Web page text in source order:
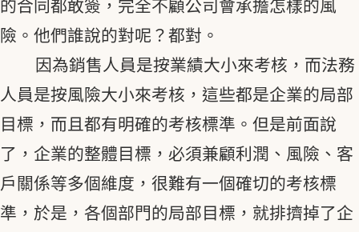
的合同都敢簽，完全不顧公司會承擔怎樣的風
險。他們誰說的對呢？都對。
因為銷售人員是按業績大小來考核，而法務
人員是按風險大小來考核，這些都是企業的局部
目標，而且都有明確的考核標準。但是前面說
了，企業的整體目標，必須兼顧利潤、風險、客
戶關係等多個維度，很難有一個確切的考核標
準，於是，各個部門的局部目標，就排擠掉了企